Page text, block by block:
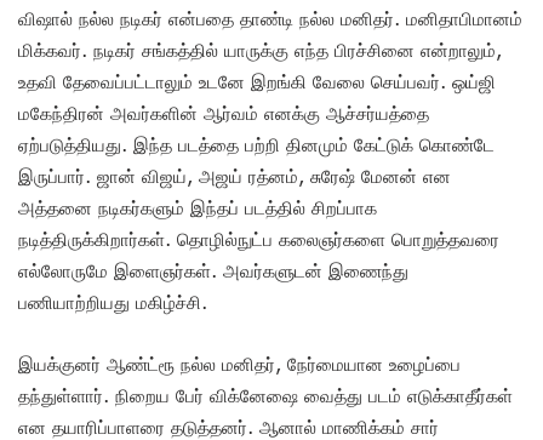
விஷால் நல்ல நடிகர் என்பதை தாண்டி நல்ல மனிதர். மனிதாபிமானம்
மிக்கவர். நடிகர் சங்கத்தில் யாருக்கு எந்த பிரச்சினை என்றாலும்,
உதவி தேவைப்பட்டாலும் உடனே இறங்கி வேலை செய்பவர். ஒய்ஜி
மகேந்திரன் அவர்களின் ஆர்வம் எனக்கு ஆச்சர்யத்தை
ஏற்படுத்தியது. இந்த படத்தை பற்றி தினமும் கேட்டுக் கொண்டே
இருப்பார். ஜான் விஜய், அஜய் ரத்னம், சுரேஷ் மேனன் என
அத்தனை நடிகர்களும் இந்தப் படத்தில் சிறப்பாக
நடித்திருக்கிறார்கள். தொழில்நுட்ப கலைஞர்களை பொறுத்தவரை
எல்லோருமே இளைஞர்கள். அவர்களுடன் இணைந்து
பணியாற்றியது மகிழ்ச்சி.
இயக்குனர் ஆண்ட்ரூ நல்ல மனிதர், நேர்மையான உழைப்பை
தந்துள்ளார். நிறைய பேர் விக்னேஷை வைத்து படம் எடுக்காதீர்கள்
என தயாரிப்பாளரை தடுத்தனர். ஆனால் மாணிக்கம் சார்